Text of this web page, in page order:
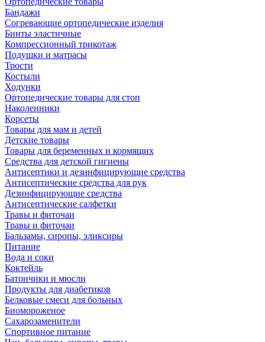
Бандажи
Согревающие ортопедические изделия
Бинты эластичные
Компрессионный трикотаж
Подушки и матрасы
Трости
Костыли
Ходунки
Ортопедические товары для стоп
Наколенники
Корсеты
Товары для мам и детей
Детские товары
Товары для беременных и кормящих
Средства для детской гигиены
Антисептики и дезинфицирующие средства
Антисептические средства для рук
Дезинфицирующие средства
Антисептические салфетки
Травы и фиточаи
Травы и фиточаи
Бальзамы, сиропы, эликсиры
Питание
Вода и соки
Коктейль
Батончики и мюсли
Продукты для диабетиков
Белковые смеси для больных
Биомороженое
Сахарозаменители
Спортивное питание